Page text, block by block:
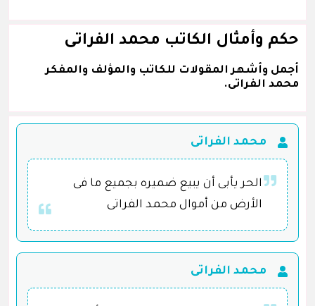
حكم وأمثال الكاتب محمد الفراتى
أجمل وأشهر المقولات للكاتب والمؤلف والمفكر
محمد الفراتى.
محمد الفراتى
الحر يأبى أن يبيع ضميره بجميع ما فى
الأرض من أموال محمد الفراتى
محمد الفراتى